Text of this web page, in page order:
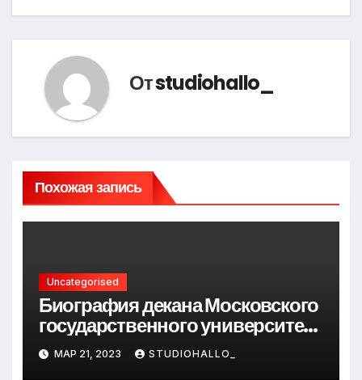
Отstudiohallo_
Похожая запись
Uncategorised
Биография декана Московского
государственного университета
Андрея Сидорова — от студента
до руководителя
МАР 21, 2023 STUDIOHALLO_